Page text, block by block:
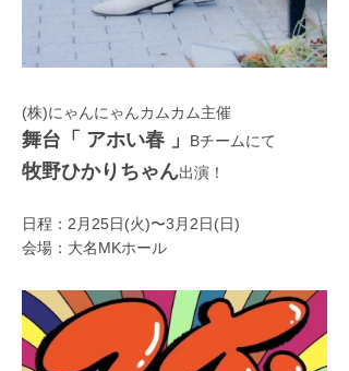
(株)にゃんにゃんカムカム主催
舞台「 アホい春 」 Bチームにて
牧野ひかりちゃん出演！
日程：2月25日(火)〜3月2日(日)
会場：大名MKホール